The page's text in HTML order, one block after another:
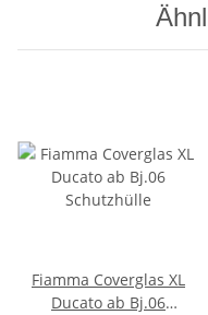
Fiamma Coverglas XL
Ducato ab Bj.06